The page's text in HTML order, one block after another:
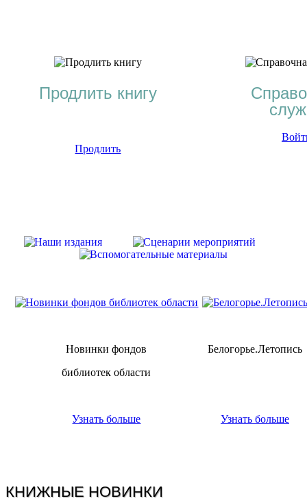
Продлить книгу
Продлить
Новинки фондов
библиотек области
Узнать больше
Белогорье.Летопись
Узнать больше
КНИЖНЫЕ НОВИНКИ